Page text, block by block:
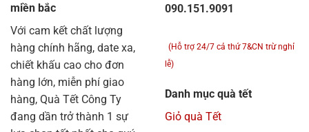
miền bắc
Với cam kết chất lượng
hàng chính hãng, date xa,
chiết khấu cao cho đơn
hàng lớn, miễn phí giao
hàng, Quà Tết Công Ty
đang dần trở thành 1 sự
090.151.9091
(Hỗ trợ 24/7 cả thứ 7&CN trừ nghỉ
lễ)
Danh mục quà tết
Giỏ quà Tết